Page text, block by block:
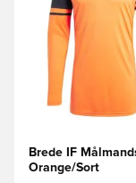
Brede IF
Orange/Sort